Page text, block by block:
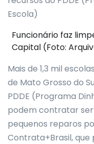
Escola)
Funcionário faz
Capital (Foto:
Mais de 1,3 mil
de Mato Grosso do
PDDE (Programa
podem contratar
pequenos reparos
Contrata+Brasil,